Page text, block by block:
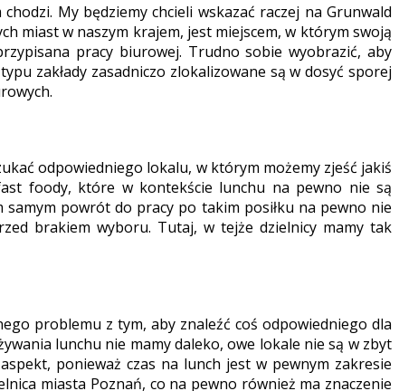
My będziemy chcieli wskazać raczej na Grunwald
miast w naszym krajem, jest miejscem, w którym swoją
pracy biurowej. Trudno sobie wyobrazić, aby
zakłady zasadniczo zlokalizowane są w dosyć sporej
odpowiedniego lokalu, w którym możemy zjeść jakiś
foody, które w kontekście lunchu na pewno nie są
samym powrót do pracy po takim posiłku na pewno nie
brakiem wyboru. Tutaj, w tejże dzielnicy mamy tak
problemu z tym, aby znaleźć coś odpowiedniego dla
lunchu nie mamy daleko, owe lokale nie są w zbyt
ponieważ czas na lunch jest w pewnym zakresie
miasta Poznań, co na pewno również ma znaczenie